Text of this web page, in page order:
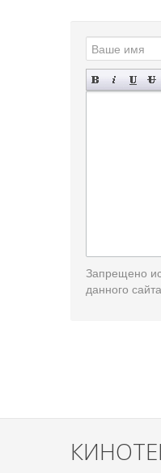
Запрещено
данного